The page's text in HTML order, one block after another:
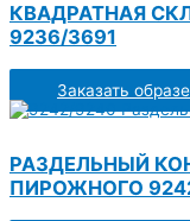
КВАДРАТНАЯ
9236/3691
Заказать
РАЗДЕЛЬНЫЙ
ПИРОЖНОГО